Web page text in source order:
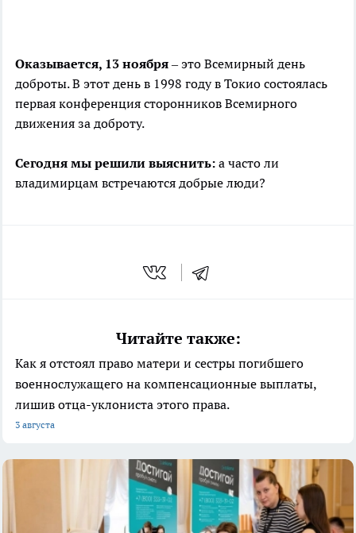
Оказывается, 13 ноября – это Всемирный день
доброты. В этот день в 1998 году в Токио состоялась
первая конференция сторонников Всемирного
движения за доброту.
Сегодня мы решили выяснить: а часто ли
владимирцам встречаются добрые люди?
Читайте также:
Как я отстоял право матери и сестры погибшего
военнослужащего на компенсационные выплаты,
лишив отца-уклониста этого права.
3 августа